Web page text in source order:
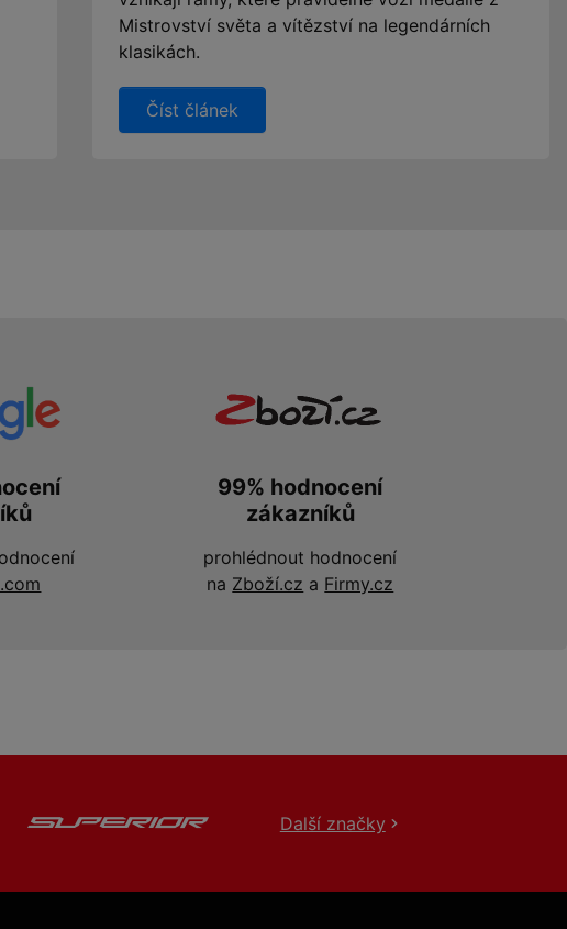
Mistrovství světa a vítězství na legendárních
klasikách.
Číst článek
99% hodnocení
zákazníků
prohlédnout hodnocení
na Zboží.cz a Firmy.cz
Další značky